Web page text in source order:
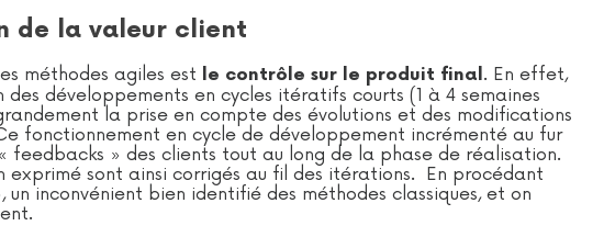
de la valeur client
méthodes agiles est le contrôle sur le produit final. En effet,
des développements en cycles itératifs courts (1 à 4 semaines
la prise en compte des évolutions et des modifications
fonctionnement en cycle de développement incrémenté au fur
feedbacks » des clients tout au long de la phase de réalisation.
exprimé sont ainsi corrigés au fil des itérations. En procédant
un inconvénient bien identifié des méthodes classiques, et on